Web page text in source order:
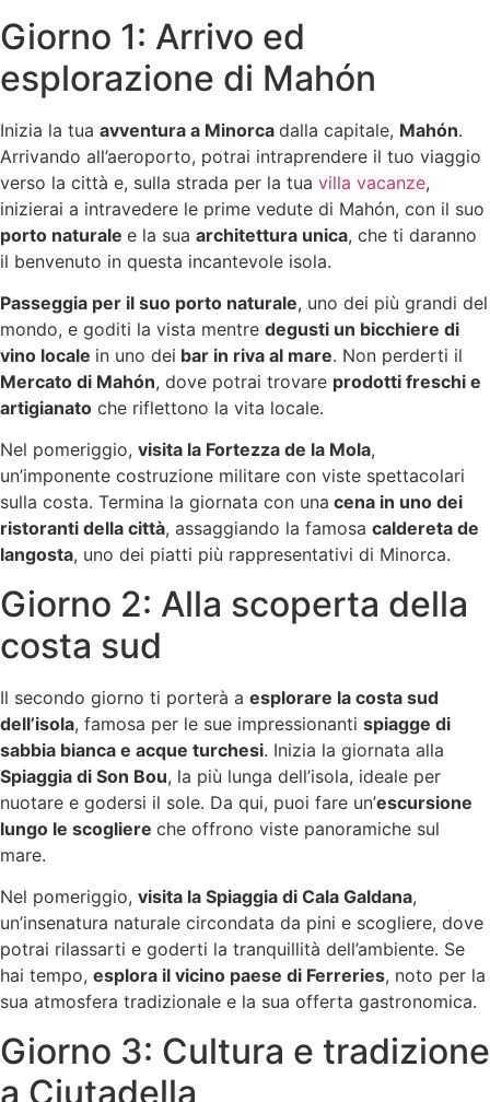
Giorno 1: Arrivo ed
esplorazione di Mahón
Inizia la tua avventura a Minorca dalla capitale, Mahón.
Arrivando all’aeroporto, potrai intraprendere il tuo viaggio
verso la città e, sulla strada per la tua villa vacanze,
inizierai a intravedere le prime vedute di Mahón, con il suo
porto naturale e la sua architettura unica, che ti daranno
il benvenuto in questa incantevole isola.
Passeggia per il suo porto naturale, uno dei più grandi del
mondo, e goditi la vista mentre degusti un bicchiere di
vino locale in uno dei bar in riva al mare. Non perderti il
Mercato di Mahón, dove potrai trovare prodotti freschi e
artigianato che riflettono la vita locale.
Nel pomeriggio, visita la Fortezza de la Mola,
un’imponente costruzione militare con viste spettacolari
sulla costa. Termina la giornata con una cena in uno dei
ristoranti della città, assaggiando la famosa caldereta de
langosta, uno dei piatti più rappresentativi di Minorca.
Giorno 2: Alla scoperta della
costa sud
Il secondo giorno ti porterà a esplorare la costa sud
dell’isola, famosa per le sue impressionanti spiagge di
sabbia bianca e acque turchesi. Inizia la giornata alla
Spiaggia di Son Bou, la più lunga dell’isola, ideale per
nuotare e godersi il sole. Da qui, puoi fare un’escursione
lungo le scogliere che offrono viste panoramiche sul
mare.
Nel pomeriggio, visita la Spiaggia di Cala Galdana,
un’insenatura naturale circondata da pini e scogliere, dove
potrai rilassarti e goderti la tranquillità dell’ambiente. Se
hai tempo, esplora il vicino paese di Ferreries, noto per la
sua atmosfera tradizionale e la sua offerta gastronomica.
Giorno 3: Cultura e tradizione
a Ciutadella